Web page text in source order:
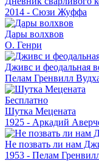
2014 - Сюзи Жуффа
Дары волхвов
О. Генри
Дживс и феодальная
Пелам Гренвилл
Бесплатно
Шутка Мецената
1925 - Аркадий
Не позвать ли нам
1953 - Пелам